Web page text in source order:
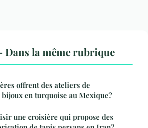
la même rubrique
offrent des ateliers de
en turquoise au Mexique?
une croisière qui propose des